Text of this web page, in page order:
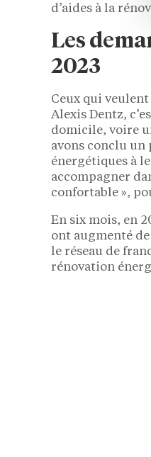
d’aides à la
Les
2023
Ceux qui
Alexis Dentz,
domicile, voire
avons conclu un
énergétiques à
accompagner
confortable »,
En six mois, en
ont augmenté
le réseau de
rénovation